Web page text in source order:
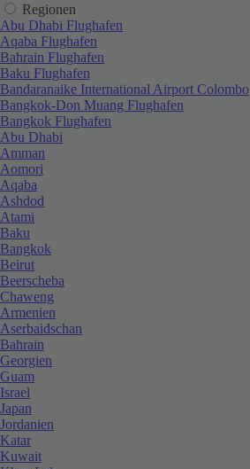
Regionen
Abu Dhabi Flughafen
Aqaba Flughafen
Bahrain Flughafen
Baku Flughafen
Bandaranaike International Airport Colombo
Bangkok-Don Muang Flughafen
Bangkok Flughafen
Abu Dhabi
Amman
Aomori
Aqaba
Ashdod
Atami
Baku
Bangkok
Beirut
Beerscheba
Chaweng
Armenien
Aserbaidschan
Bahrain
Georgien
Guam
Israel
Japan
Jordanien
Katar
Kuwait